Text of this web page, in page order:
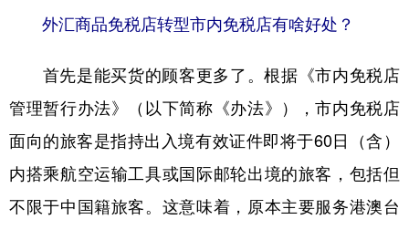
外汇商品免税店转型市内免税店有啥好处？
首先是能买货的顾客更多了。根据《市内免税店
管理暂行办法》（以下简称《办法》），市内免税店
面向的旅客是指持出入境有效证件即将于60日（含）
内搭乘航空运输工具或国际邮轮出境的旅客，包括但
不限于中国籍旅客。这意味着，原本主要服务港澳台